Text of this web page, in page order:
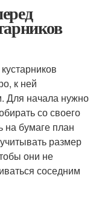
к ней
Для начала нужно
со своего
на бумаге план
размер
они не
соседним